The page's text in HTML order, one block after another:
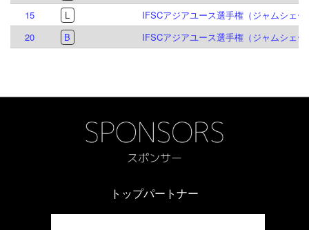
15
L
IFSCアジアユース選手権（ジャムシェ
20
B IFSCアジアユース選手権（ジャムシェ
トップパートナー